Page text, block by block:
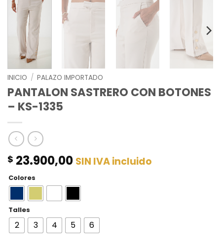
INICIO / PALAZO IMPORTADO
PANTALON SASTRERO CON BOTONES
– KS-1335
$ 23.900,00 SIN IVA incluido
Colores
Talles
2 3 4 5 6